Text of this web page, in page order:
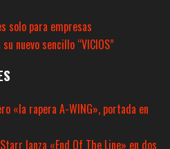
solo para empresas
su nuevo sencillo “VICIOS”
«la rapera A-WING», portada en
lanza «End Of The Line» en dos